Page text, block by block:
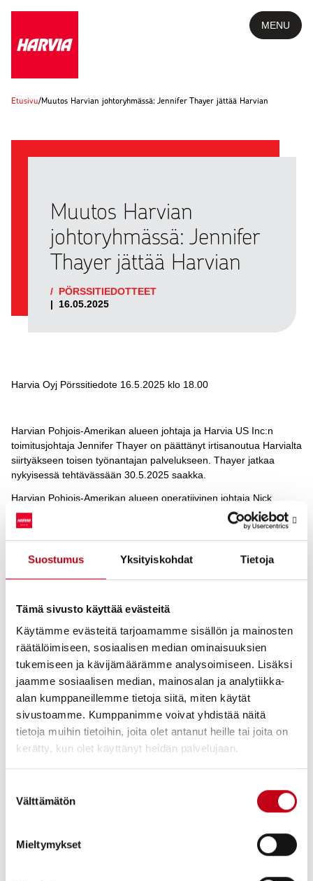
Suostumus Yksityiskohdat Tietoja
Tämä sivusto käyttää evästeitä
Käytämme evästeitä tarjoamamme sisällön ja mainosten
räätälöimiseen, sosiaalisen median ominaisuuksien
tukemiseen ja kävijämäärämme analysoimiseen. Lisäksi
jaamme sosiaalisen median, mainosalan ja analytiikka-
alan kumppaneillemme tietoja siitä, miten käytät
sivustoamme. Kumppanimme voivat yhdistää näitä
tietoja muihin tietoihin, joita olet antanut heille tai joita on
kerätty, kun olet käyttänyt heidän palvelujaan.
valinta
Välttämätön
Mieltymykset
MENU
Etusivu/Muutos Harvian johtoryhmässä: Jennifer Thayer jättää Harvian
Muutos Harvian
johtoryhmässä: Jennifer
Thayer jättää Harvian
/ PÖRSSITIEDOTTEET
|
16.05.2025
Harvia Oyj Pörssitiedote 16.5.2025 klo 18.00
Harvian Pohjois-Amerikan alueen johtaja ja Harvia US Inc:n
toimitusjohtaja Jennifer Thayer on päättänyt irtisanoutua Harvialta
siirtyäkseen toisen työnantajan palvelukseen. Thayer jatkaa
nykyisessä tehtävässään 30.5.2025 saakka.
Harvian Pohjois-Amerikan alueen operatiivinen johtaja Nick
Larrick toimii 1.6.2025 alkaen väliaikaisena Pohjois-Amerikan
alueen johtajana sekä Harvian johtoryhmän väliaikaisena
jäsenenä. Larrickilla on 25 vuoden kokemus Harvian vuonna
2024 ostamasta texasilaisesta ThermaSolista, ja hän tuntee hyvin
johtajan rekrytoinnin.
”Haluan kiittää Jenniferiä hänen panoksestaan Pohjois-Amerikan
myyntialueemme kehittämisessä sekä hänen työstään Harvian
johtoryhmän jäsenenä. Toivotan hänelle kaikkea hyvää tuleviin
haasteisiin”, sanoo Harvia Oyj:n toimitusjohtaja
Matias Järnefelt
Harvia Oyj
Matias Järnefelt
Toimitusjohtaja
Matias Järnefelt, toimitusjohtaja, puh. 040 5056 080